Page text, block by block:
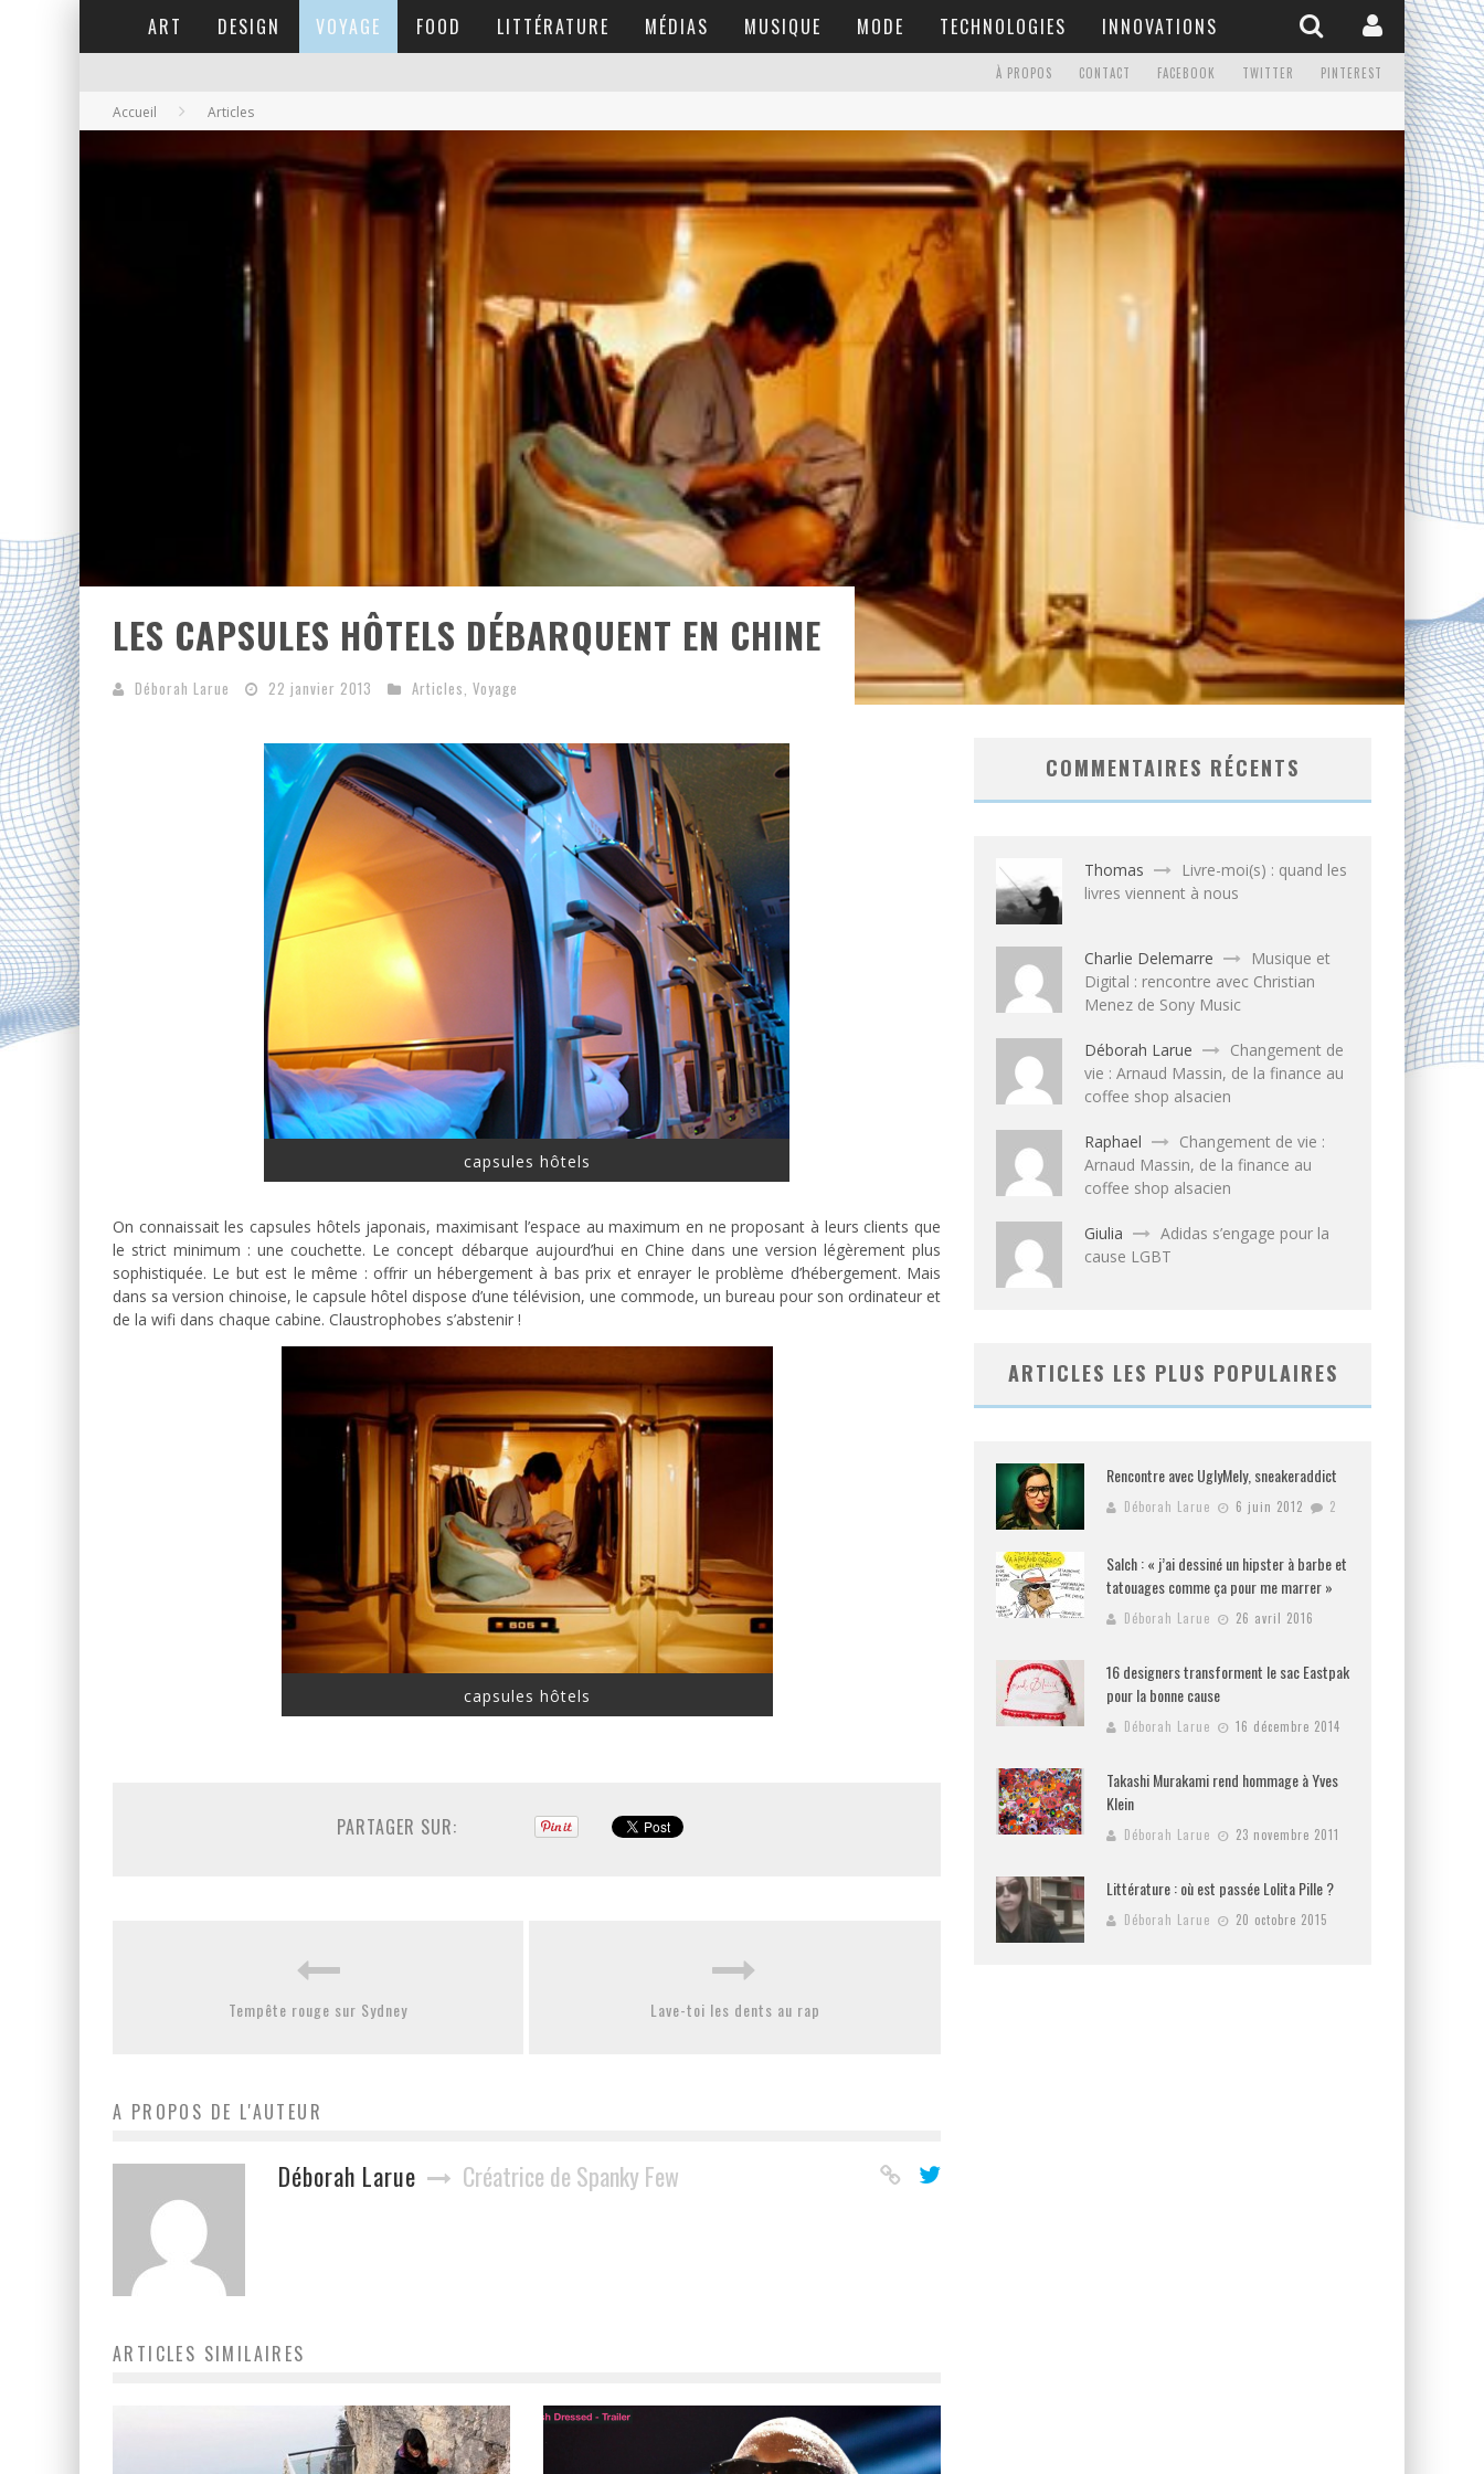
ART DESIGN VOYAGE FOOD LITTÉRATURE MÉDIAS MUSIQUE MODE TECHNOLOGIES INNOVATIONS
À PROPOS CONTACT FACEBOOK TWITTER PINTEREST
Accueil Articles
LES CAPSULES HÔTELS DÉBARQUENT EN CHINE
Déborah Larue 22 janvier 2013 Articles, Voyage
capsules hôtels
On connaissait les capsules hôtels japonais, maximisant l’espace au maximum en ne proposant à leurs clients que
le strict minimum : une couchette. Le concept débarque aujourd’hui en Chine dans une version légèrement plus
sophistiquée. Le but est le même : offrir un hébergement à bas prix et enrayer le problème d’hébergement. Mais
dans sa version chinoise, le capsule hôtel dispose d’une télévision, une commode, un bureau pour son ordinateur et
de la wifi dans chaque cabine. Claustrophobes s’abstenir !
capsules hôtels
PARTAGER SUR:
Tempête rouge sur Sydney Lave-toi les dents au rap
A PROPOS DE L'AUTEUR
Déborah Larue Créatrice de Spanky Few
ARTICLES SIMILAIRES
COMMENTAIRES RÉCENTS
Thomas
Livre-moi(s) : quand les
livres viennent à nous
Charlie Delemarre
Musique et
Digital : rencontre avec Christian
Menez de Sony Music
Déborah Larue
Changement de
vie : Arnaud Massin, de la finance au
coffee shop alsacien
Raphael
Changement de vie :
Arnaud Massin, de la finance au
coffee shop alsacien
Giulia
Adidas s’engage pour la
cause LGBT
ARTICLES LES PLUS POPULAIRES
Rencontre avec UglyMely, sneakeraddict
Déborah Larue 6 juin 2012 2
Salch : « j’ai dessiné un hipster à barbe et
tatouages comme ça pour me marrer »
Déborah Larue 26 avril 2016
16 designers transforment le sac Eastpak
pour la bonne cause
Déborah Larue 16 décembre 2014
Takashi Murakami rend hommage à Yves
Klein
Déborah Larue 23 novembre 2011
Littérature : où est passée Lolita Pille ?
Déborah Larue 20 octobre 2015